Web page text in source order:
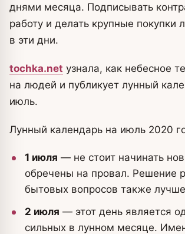
днями месяца. Подписывать
работу и делать крупные покупки
в эти дни.
tochka.net узнала, как небесное
на людей и публикует лунный
июль.
Лунный календарь на июль 2020
1 июля — не стоит начинать
обречены на провал. Решение
бытовых вопросов также
2 июля — этот день является
сильных в лунном месяце.